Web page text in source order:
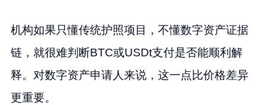
机构如果只懂传统护照项目，不懂数字资产证据
链，就很难判断BTC或USDt支付是否能顺利解
释。对数字资产申请人来说，这一点比价格差异
更重要。